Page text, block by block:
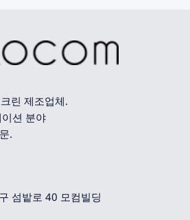
린 제조업체.
이션 분야
.
섬밭로 40 모컴빌딩